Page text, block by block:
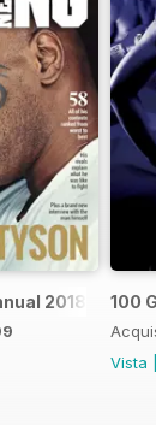
2018 100
Vista